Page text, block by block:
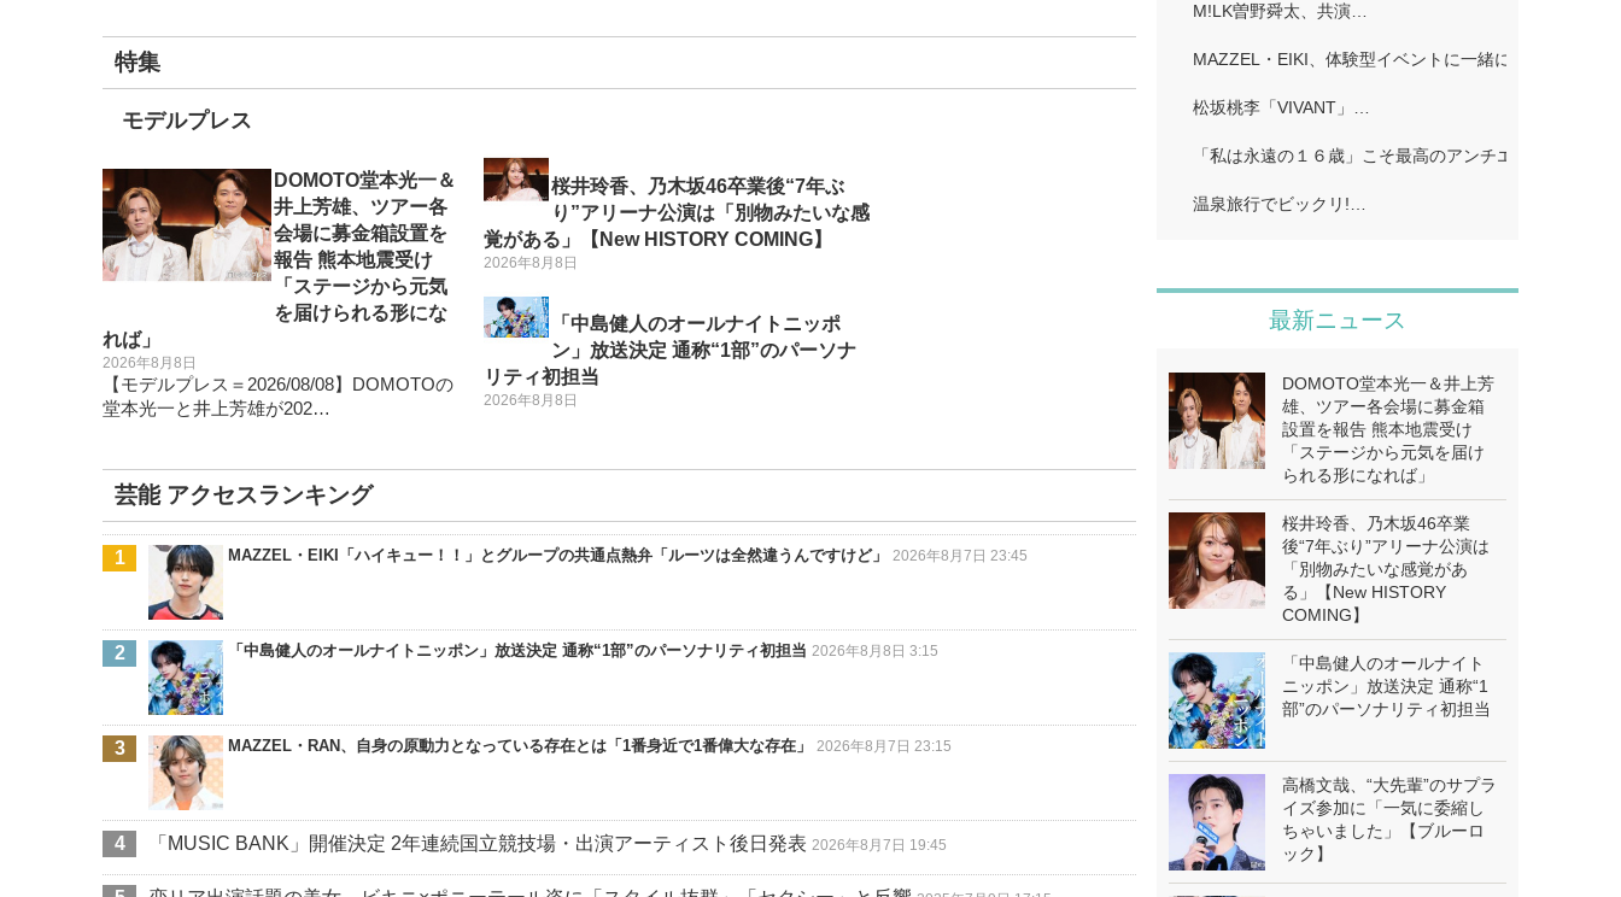
特集
モデルプレス
DOMOTO堂本光一＆
井上芳雄、ツアー各
会場に募金箱設置を
報告 熊本地震受け
「ステージから元気
を届けられる形にな
れば」
2026年8月8日
【モデルプレス＝2026/08/08】DOMOTOの
堂本光一と井上芳雄が202…
桜井玲香、乃木坂46卒業後“7年ぶ
り”アリーナ公演は「別物みたいな感
覚がある」【New HISTORY COMING】
2026年8月8日
「中島健人のオールナイトニッポ
ン」放送決定 通称“1部”のパーソナ
リティ初担当
2026年8月8日
芸能 アクセスランキング
MAZZEL・EIKI「ハイキュー！！」とグループの共通点熱弁「ルーツは全然違うんですけど」 2026年8月7日 23:45
「中島健人のオールナイトニッポン」放送決定 通称“1部”のパーソナリティ初担当 2026年8月8日 3:15
MAZZEL・RAN、自身の原動力となっている存在とは「1番身近で1番偉大な存在」 2026年8月7日 23:15
「MUSIC BANK」開催決定 2年連続国立競技場・出演アーティスト後日発表 2026年8月7日 19:45
M!LK曽野舜太、共演…
MAZZEL・EIKI、体験型イベントに一緒に行きたい人
松坂桃李「VIVANT」…
「私は永遠の１６歳」こそ最高のアンチエイジング!…
温泉旅行でビックリ!…
最新ニュース
DOMOTO堂本光一＆井上芳
雄、ツアー各会場に募金箱
設置を報告 熊本地震受け
「ステージから元気を届け
られる形になれば」
桜井玲香、乃木坂46卒業
後“7年ぶり”アリーナ公演は
「別物みたいな感覚があ
る」【New HISTORY
COMING】
「中島健人のオールナイト
ニッポン」放送決定 通称“1
部”のパーソナリティ初担当
高橋文哉、“大先輩”のサプラ
イズ参加に「一気に委縮し
ちゃいました」【ブルーロ
ック】